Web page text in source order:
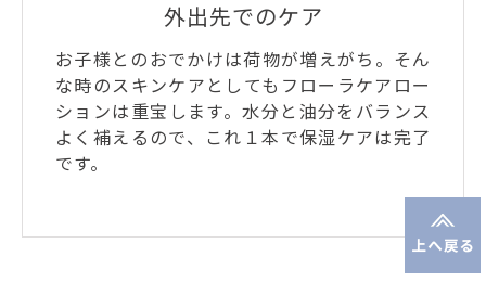
外出先でのケア
お子様とのおでかけは荷物が増えがち。そん
な時のスキンケアとしてもフローラケアロー
ションは重宝します。水分と油分をバランス
よく補えるので、これ１本で保湿ケアは完了
です。